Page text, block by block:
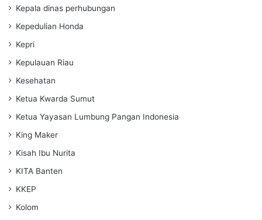
Kepala dinas perhubungan
Kepedulian Honda
Kepri
Kepulauan Riau
Kesehatan
Ketua Kwarda Sumut
Ketua Yayasan Lumbung Pangan Indonesia
King Maker
Kisah Ibu Nurita
KITA Banten
KKEP
Kolom